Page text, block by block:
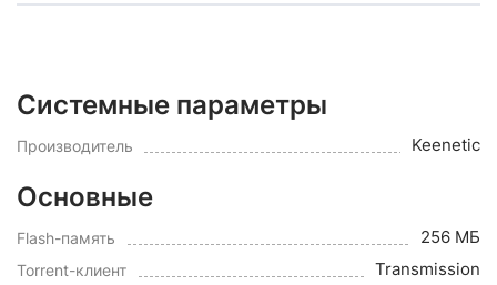
Системные параметры
Производитель Keenetic
Основные
Flash-память 256 МБ
Torrent-клиент Transmission